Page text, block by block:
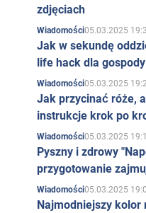
zdjęciach
Wiadomości05.03.2025
Jak w sekundę
life hack dla
Wiadomości05.03.2025
Jak przycinać róże,
instrukcje krok po
Wiadomości05.03.2025
Pyszny i zdrowy
przygotowanie
Wiadomości05.03.2025
Najmodniejszy kolor